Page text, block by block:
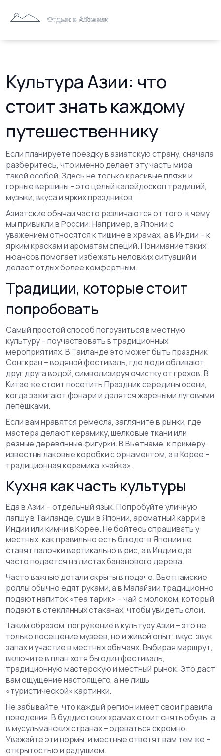
Культура Азии: что
стоит знать каждому
путешественнику
Если планируете поездку в азиатскую страну, сначала
разберитесь, что именно делает эту часть мира
такой особой. Здесь не только красивые пляжи и
горные вершины – это целый калейдоскоп традиций,
музыки, вкуса и ярких праздников.
Азиатские обычаи часто различаются от того, к чему
мы привыкли в России. Например, в Японии с
уважением относятся к тишине в храмах, а в Индии – к
ярким краскам и ароматам специй. Понимание таких
нюансов помогает избежать неловких ситуаций и
делает отдых более комфортным.
Традиции, которые стоит
попробовать
Самый простой способ погрузиться в местную
культуру – поучаствовать в традиционных
мероприятиях. В Таиланде это может быть праздник
Сонгкран – водяной фестиваль, где люди обливают
друг друга водой, символизируя очистку от грехов. В
Китае же стоит посетить Праздник середины осени,
когда зажигают фонари и делятся жареными луговыми
лепёшками.
Если вам нравятся ремесла, загляните в рынки, где
мастера делают керамику, шелковые ткани или
резные деревянные фигурки. В Вьетнаме, к примеру,
известны лаковые коробки с орнаментом, а в Корее –
традиционная керамика «чайка».
Кухня как часть культуры
Еда в Азии – отдельный язык. Попробуйте уличную
лапшу в Таиланде, суши в Японии, ароматный карри в
Индии или кимчи в Корее. Не бойтесь спрашивать у
местных, как правильно есть блюдо: в Японии не
ставят палочки вертикально в рис, а в Индии еда
часто подается на листах бананового дерева.
Часто важные детали скрыты в подаче. Вьетнамские
роллы обычно едят руками, а в Малайзии традиционно
подают напиток «теа тарик» – чай с молоком, который
подают в стеклянных стаканах, чтобы увидеть слои.
Таким образом, погружение в культуру Азии – это не
только посещение музеев, но и живой опыт: вкус, звук,
запах и участие в местных обычаях. Выбирая маршрут,
включите в план хотя бы один фестиваль,
традиционную мастерскую и местный рынок. Это даст
вам ощущение настоящего, а не лишь
«туристической» картинки.
Не забывайте, что каждый регион имеет свои правила
поведения. В буддистских храмах стоит снять обувь, а
в мусульманских странах – одеваться скромно.
Уважайте эти нормы, и местные ответят вам тем же –
открытостью и радушием.